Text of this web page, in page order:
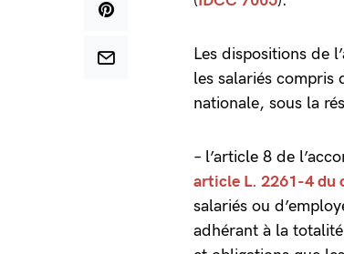
Les dispositions de
les salariés compris
nationale, sous la
– l’article 8 de
article L. 2261-4 du
salariés ou
adhérant à la